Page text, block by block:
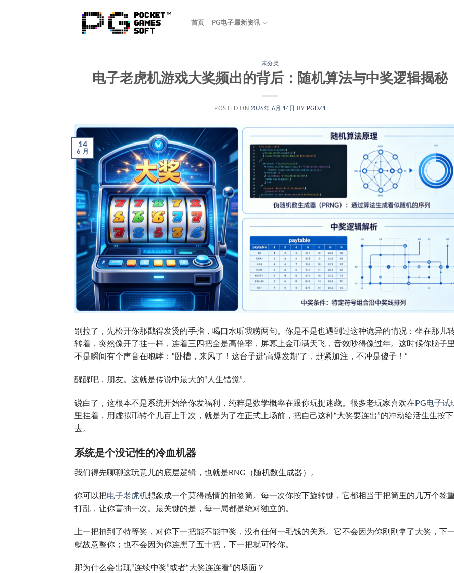
首页 PG电子最新资讯
未分类
电子老虎机游戏大奖频出的背后：随机算法与中奖逻辑揭秘
POSTED ON 2026年 6月 14日 BY PGDZ1
14
6 月
别拉了，先松开你那戳得发烫的手指，喝口水听我唠两句。你是不是也遇到过这种诡异的情况：坐在那儿
转着，突然像开了挂一样，连着三四把全是高倍率，屏幕上金币满天飞，音效吵得像过年。这时候你脑子
不是瞬间有个声音在咆哮：“卧槽，来风了！这台子进‘高爆发期’了，赶紧加注，不冲是傻子！”
醒醒吧，朋友。这就是传说中最大的“人生错觉”。
说白了，这根本不是系统开始给你发福利，纯粹是数学概率在跟你玩捉迷藏。很多老玩家喜欢在 PG电子试
里挂着，用虚拟币转个几百上千次，就是为了在正式上场前，把自己这种“大奖要连出”的冲动给活生生按下
去。
系统是个没记性的冷血机器
我们得先聊聊这玩意儿的底层逻辑，也就是RNG（随机数生成器）。
你可以把电子老虎机想象成一个莫得感情的抽签筒。每一次你按下旋转键，它都相当于把筒里的几万个签
打乱，让你盲抽一次。最关键的是，每一局都是绝对独立的。
上一把抽到了特等奖，对你下一把能不能中奖，没有任何一毛钱的关系。它不会因为你刚刚拿了大奖，下
就故意整你；也不会因为你连黑了五十把，下一把就可怜你。
那为什么会出现“连续中奖”或者“大奖连连看”的场面？